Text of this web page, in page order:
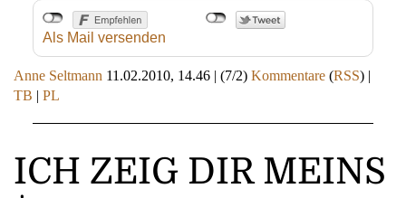
Als Mail versenden
Anne Seltmann 11.02.2010, 14.46 | (7/2) Kommentare (RSS) |
TB | PL
ICH ZEIG DIR MEINS